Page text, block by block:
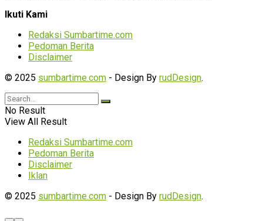
Ikuti Kami
Redaksi Sumbartime.com
Pedoman Berita
Disclaimer
© 2025 sumbartime.com - Design By rudDesign.
No Result
View All Result
Redaksi Sumbartime.com
Pedoman Berita
Disclaimer
Iklan
© 2025 sumbartime.com - Design By rudDesign.